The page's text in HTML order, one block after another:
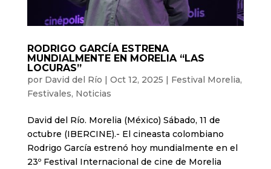
RODRIGO GARCÍA ESTRENA
MUNDIALMENTE EN MORELIA “LAS
LOCURAS”
por David del Río | Oct 12, 2025 | Festival Morelia,
Festivales, Noticias
David del Río. Morelia (México) Sábado, 11 de
octubre (IBERCINE).- El cineasta colombiano
Rodrigo García estrenó hoy mundialmente en el
23º Festival Internacional de cine de Morelia